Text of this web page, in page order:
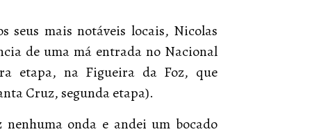
seus mais notáveis locais, Nicolas
de uma má entrada no Nacional
etapa, na Figueira da Foz, que
Cruz, segunda etapa).
onda e andei um bocado